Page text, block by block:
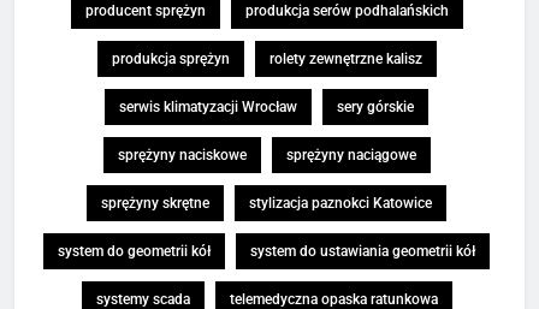
producent sprężyn produkcja serów podhalańskich
produkcja sprężyn rolety zewnętrzne kalisz
serwis klimatyzacji Wrocław sery górskie
sprężyny naciskowe sprężyny naciągowe
sprężyny skrętne stylizacja paznokci Katowice
system do geometrii kół system do ustawiania geometrii kół
systemy scada telemedyczna opaska ratunkowa